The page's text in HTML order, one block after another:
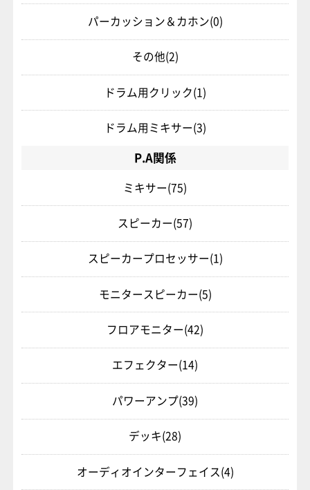
パーカッション＆カホン(0)
その他(2)
ドラム用クリック(1)
ドラム用ミキサー(3)
P.A関係
ミキサー(75)
スピーカー(57)
スピーカープロセッサー(1)
モニタースピーカー(5)
フロアモニター(42)
エフェクター(14)
パワーアンプ(39)
デッキ(28)
オーディオインターフェイス(4)